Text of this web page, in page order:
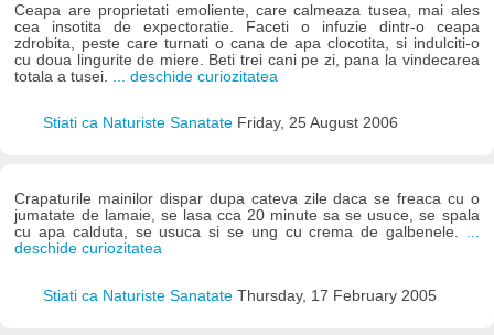
Ceapa are proprietati emoliente, care calmeaza tusea, mai ales
cea insotita de expectoratie. Faceti o infuzie dintr-o ceapa
zdrobita, peste care turnati o cana de apa clocotita, si indulciti-o
cu doua lingurite de miere. Beti trei cani pe zi, pana la vindecarea
totala a tusei.
... deschide curiozitatea
Stiati ca Naturiste Sanatate Friday, 25 August 2006
Crapaturile mainilor dispar dupa cateva zile daca se freaca cu o
jumatate de lamaie, se lasa cca 20 minute sa se usuce, se spala
cu apa calduta, se usuca si se ung cu crema de galbenele. ...
deschide curiozitatea
Stiati ca Naturiste Sanatate Thursday, 17 February 2005